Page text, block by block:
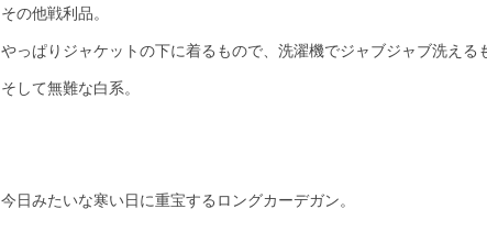
その他戦利品。
やっぱりジャケットの下に着るもので、洗濯機でジャブジャブ洗える
そして無難な白系。
今日みたいな寒い日に重宝するロングカーデガン。